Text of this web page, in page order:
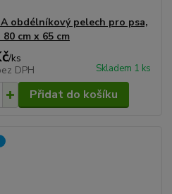
obdélníkový pelech pro psa,
cm x 65 cm
/ks
DPH Skladem 1 ks
Přidat do košíku